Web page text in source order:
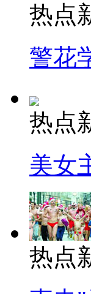
热点
警花
热点
美女
热点